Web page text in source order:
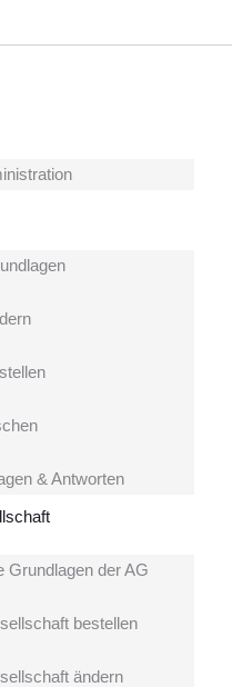
& Antworten
Grundlagen der AG
bestellen
ändern